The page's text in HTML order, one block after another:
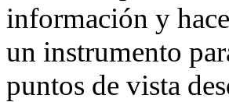
información y
un instrumento
puntos de vista